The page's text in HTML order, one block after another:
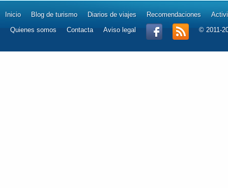
Inicio Blog de turismo Diarios de viajes Recomendaciones
Quienes somos
Contacta Aviso legal © 2011-